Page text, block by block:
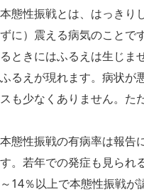
本態性振戦とは、はっきり
ずに）震える病気のことで
るときにはふるえは生じま
ふるえが現れます。病状が
スも少なくありません。た
本態性振戦の有病率は報告
す。若年での発症も見られ
～14％以上で本態性振戦が